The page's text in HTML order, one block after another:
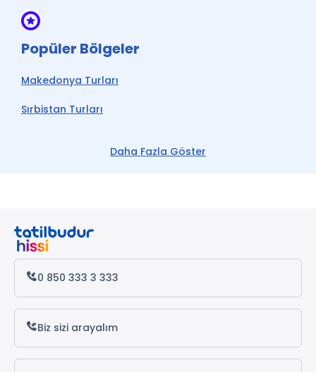
Daha Fazla Göster
Popüler Bölgeler
Makedonya Turları
Sırbistan Turları
Saraybosna Turları
Üsküp Turları
Ohrid Turları
Priştine Turları
0 850 333 3 333
Biz sizi arayalım